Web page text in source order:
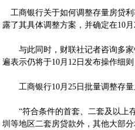
工商银行关于如何调整存量房贷利
露了其具体调整方案，并确定在10
与此同时，财联社记者咨询多家
遍表示仍将于10月12日发布操作细
工商银行10月25日批量调整存量
“符合条件的首套、二套及以上存
圳等地区二套房贷款外，其他大部